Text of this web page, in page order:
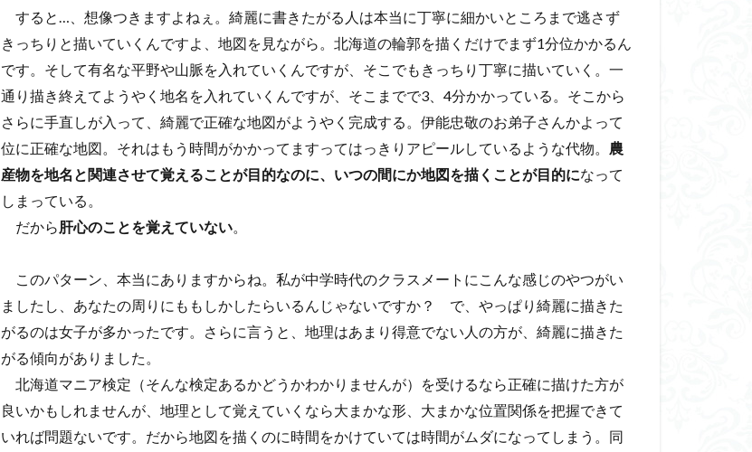
すると…、想像つきますよねぇ。綺麗に書きたがる人は本当に丁寧に細かいところまで逃さず
きっちりと描いていくんですよ、地図を見ながら。北海道の輪郭を描くだけでまず1分位かかるん
です。そして有名な平野や山脈を入れていくんですが、そこでもきっちり丁寧に描いていく。一
通り描き終えてようやく地名を入れていくんですが、そこまでで3、4分かかっている。そこから
さらに手直しが入って、綺麗で正確な地図がようやく完成する。伊能忠敬のお弟子さんかよって
位に正確な地図。それはもう時間がかかってますってはっきりアピールしているような代物。
農
産物を地名と関連させて覚えることが目的なのに、いつの間にか地図を描くことが目的になって
しまっている。
だから 肝心のことを覚えていない
このパターン、本当にありますからね。私が中学時代のクラスメートにこんな感じのやつがい
ましたし、あなたの周りにももしかしたらいるんじゃないですか？ で、やっぱり綺麗に描きた
がるのは女子が多かったです。さらに言うと、地理はあまり得意でない人の方が、綺麗に描きた
がる傾向がありました。
北海道マニア検定（そんな検定あるかどうかわかりませんが）を受けるなら正確に描けた方が
良いかもしれませんが、地理として覚えていくなら大まかな形、大まかな位置関係を把握できて
いれば問題ないです。だから地図を描くのに時間をかけていては時間がムダになってしまう。同